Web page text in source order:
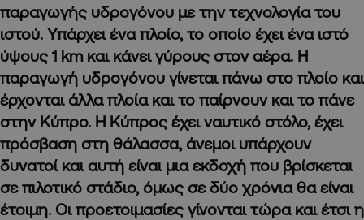
παραγωγής υδρογόνου με την τεχνολογία του
ιστού. Υπάρχει ένα πλοίο, το οποίο έχει ένα ιστό
ύψους 1 km και κάνει γύρους στον αέρα. Η
παραγωγή υδρογόνου γίνεται πάνω στο πλοίο και
έρχονται άλλα πλοία και το παίρνουν και το πάνε
στην Κύπρο. Η Κύπρος έχει ναυτικό στόλο, έχει
πρόσβαση στη θάλασσα, άνεμοι υπάρχουν
δυνατοί και αυτή είναι μια εκδοχή που βρίσκεται
σε πιλοτικό στάδιο, όμως σε δύο χρόνια θα είναι
έτοιμη. Οι προετοιμασίες γίνονται τώρα και έτσι η